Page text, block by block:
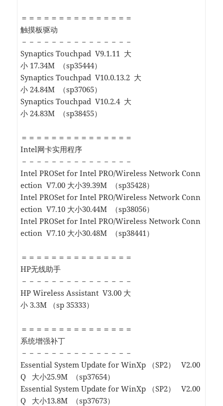
＝＝＝＝＝＝＝＝＝＝＝＝＝＝＝
触摸板驱动
－－－－－－－－－－－－－－－
Synaptics Touchpad V9.1.11 大
小 17.34M （sp35444）
Synaptics Touchpad V10.0.13.2 大
小 24.84M （sp37065）
Synaptics Touchpad V10.2.4 大
小 24.83M （sp38455）
＝＝＝＝＝＝＝＝＝＝＝＝＝＝＝
Intel网卡实用程序
－－－－－－－－－－－－－－－
Intel PROSet for Intel PRO/Wireless Network Conn
ection V7.00 大小39.39M （sp35428）
Intel PROSet for Intel PRO/Wireless Network Conn
ection V7.10 大小30.44M （sp38056）
Intel PROSet for Intel PRO/Wireless Network Conn
ection V7.10 大小30.48M （sp38441）
＝＝＝＝＝＝＝＝＝＝＝＝＝＝＝
HP无线助手
－－－－－－－－－－－－－－－
HP Wireless Assistant V3.00 大
小 3.3M （sp 35333）
＝＝＝＝＝＝＝＝＝＝＝＝＝＝＝
系统增强补丁
－－－－－－－－－－－－－－－
Essential System Update for WinXp （SP2） V2.00
Q 大小25.9M （sp37654）
Essential System Update for WinXp （SP2） V2.00
Q 大小13.8M （sp37673）